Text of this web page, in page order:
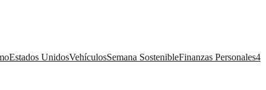
Estados UnidosVehículosSemana SostenibleFinanzas Personales4